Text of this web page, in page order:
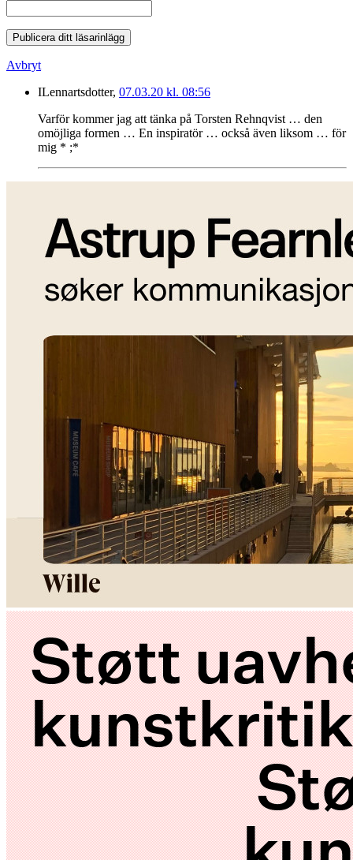
Publicera ditt läsarinlägg
Avbryt
ILennartsdotter, 07.03.20 kl. 08:56
Varför kommer jag att tänka på Torsten Rehnqvist … den
omöjliga formen … En inspiratör … också även liksom … för
mig * ;*